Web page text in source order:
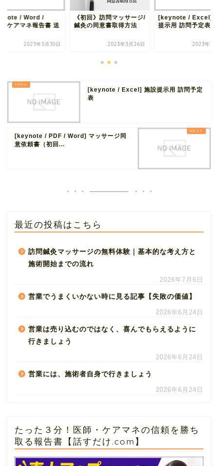
/ Word /
ケアマネ報告書 送
2023年3月30日
《初回》訪問マッサージ/
鍼灸の同意書取得方法
2023年3月26日
[keynote / Excel]
提示用 訪問予定表
2023年3
[keynote / Excel] 施設提示用 訪問予定
表
[keynote / PDF / Word] マッサージ同
意依頼書（初回...
最近の投稿はこちら
訪問鍼灸マッサージの無料体験｜基本的な考え方と
施術開始までの流れ
2026年7月6日
営業でうまくいかない時に見る記事【失敗の価値】
2026年6月24日
営業は売り込むのではなく、喜んでもらえるように
行きましょう
2026年6月24日
営業には、施術者自身で行きましょう
2026年6月24日
たった３分！医師・ケアマネの信頼を勝ち
取る報告書【話すだけ.com】